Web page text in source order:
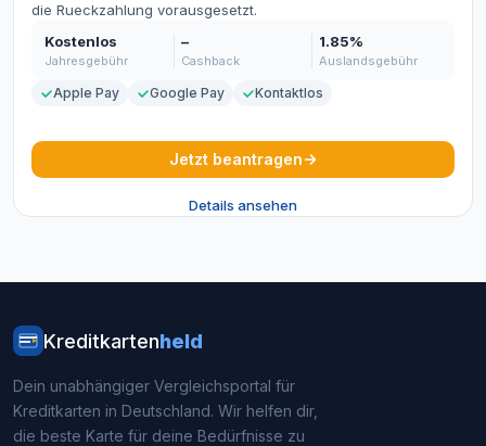
die Rueckzahlung vorausgesetzt.
Kostenlos
Jahresgebühr
–
Cashback
1.85%
Auslandsgebühr
Apple Pay Google Pay Kontaktlos
Jetzt beantragen
Details ansehen
Kreditkartenheld
Dein unabhängiger Vergleichsportal für
Kreditkarten in Deutschland. Wir helfen dir,
die beste Karte für deine Bedürfnisse zu